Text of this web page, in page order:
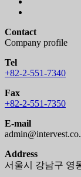
Contact
Company profile
Tel
+82-2-551-7340
Fax
+82-2-551-7350
E-mail
Address
서울시 강남구 영